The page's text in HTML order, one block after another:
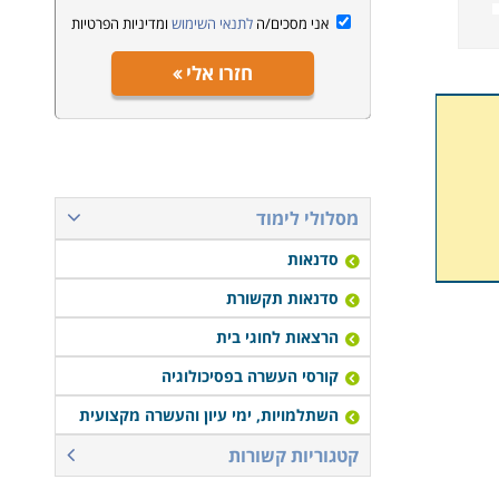
אני מסכים/הלתנאי השימוש ומדיניות הפרטיות
חזרו אלי
מסלולי לימוד
סדנאות
סדנאות תקשורת
הרצאות לחוגי בית
קורסי העשרה בפסיכולוגיה
השתלמויות, ימי עיון והעשרה מקצועית
קטגוריות קשורות